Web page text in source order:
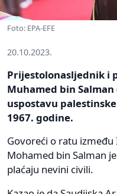
Foto: EPA-EFE
20.10.2023.
Prijestolonasljednik i
Muhamed bin Salman
uspostavu
1967. godine.
Govoreći o ratu
Mohamed bin Salman
plaćaju nevini civili.